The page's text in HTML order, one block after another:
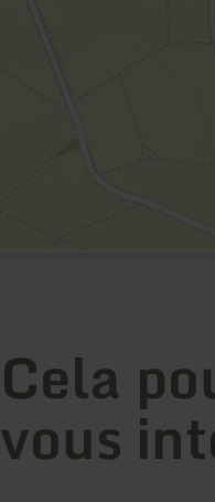
Cela
vous